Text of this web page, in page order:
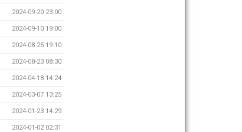
2024-09-20 23:00
2024-09-10 19:00
2024-08-25 19:10
2024-08-23 08:30
2024-04-18 14:24
2024-03-07 13:25
2024-01-23 14:29
2024-01-02 02:31